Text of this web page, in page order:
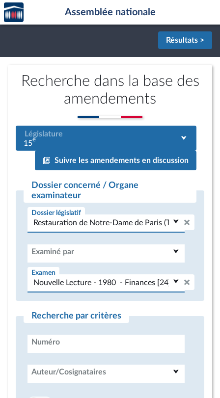
Aller au contenu
Aller en bas de la page
Accèder
à la
page
Assemblée nationale
Résultats >
Recherche dans la base des
amendements
Législature
15e
Suivre les amendements en discussion
Dossier concerné / Organe
examinateur
Dossier législatif
Examiné par
Examen
Recherche par critères
Numéro
Auteur/Cosignataires